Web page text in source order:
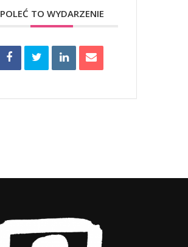
POLEĆ TO WYDARZENIE